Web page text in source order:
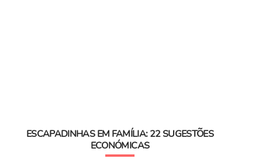
ESCAPADINHAS EM FAMÍLIA: 22 SUGESTÕES
ECONÓMICAS